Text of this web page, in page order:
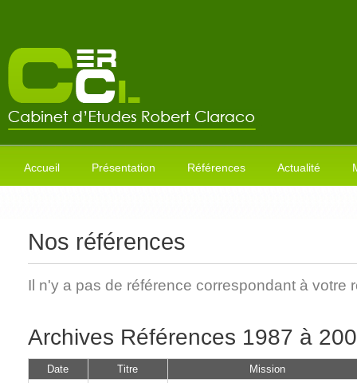
Accueil Présentation Références Actualité
Nos références
Il n'y a pas de référence correspondant à votre
Archives Références 1987 à
Date Titre Mission